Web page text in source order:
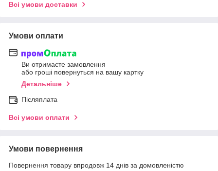
Всі умови доставки
Умови оплати
Ви отримаєте замовлення
або гроші повернуться на вашу картку
Детальніше
Післяплата
Всі умови оплати
Умови повернення
Повернення товару впродовж 14 днів за домовленістю